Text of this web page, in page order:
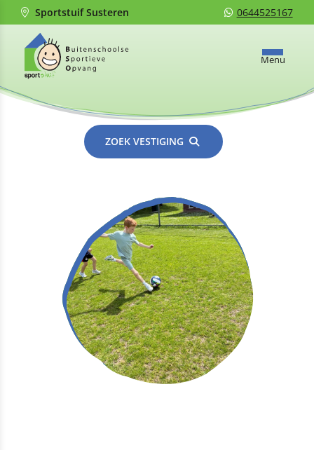
Sportstuif Susteren 0644525167
Menu
ZOEK VESTIGING